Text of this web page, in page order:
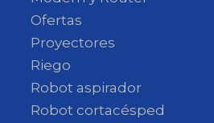
Ofertas
Proyectores
Riego
Robot aspirador
Robot cortacésped